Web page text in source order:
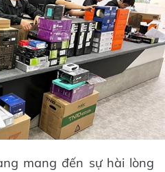
mang đến sự hài lòng